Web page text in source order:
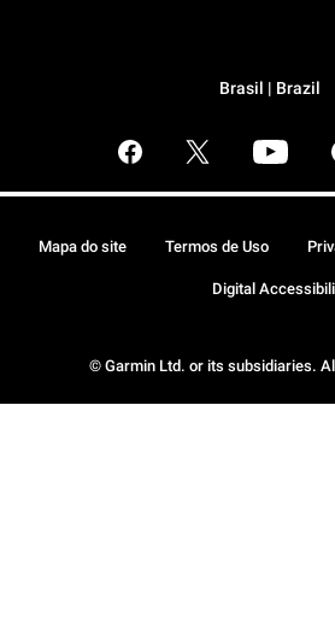
Brasil | Brazil
© Garmin Ltd. or its subsidiaries.
Mapa do site Termos de Uso
Digital